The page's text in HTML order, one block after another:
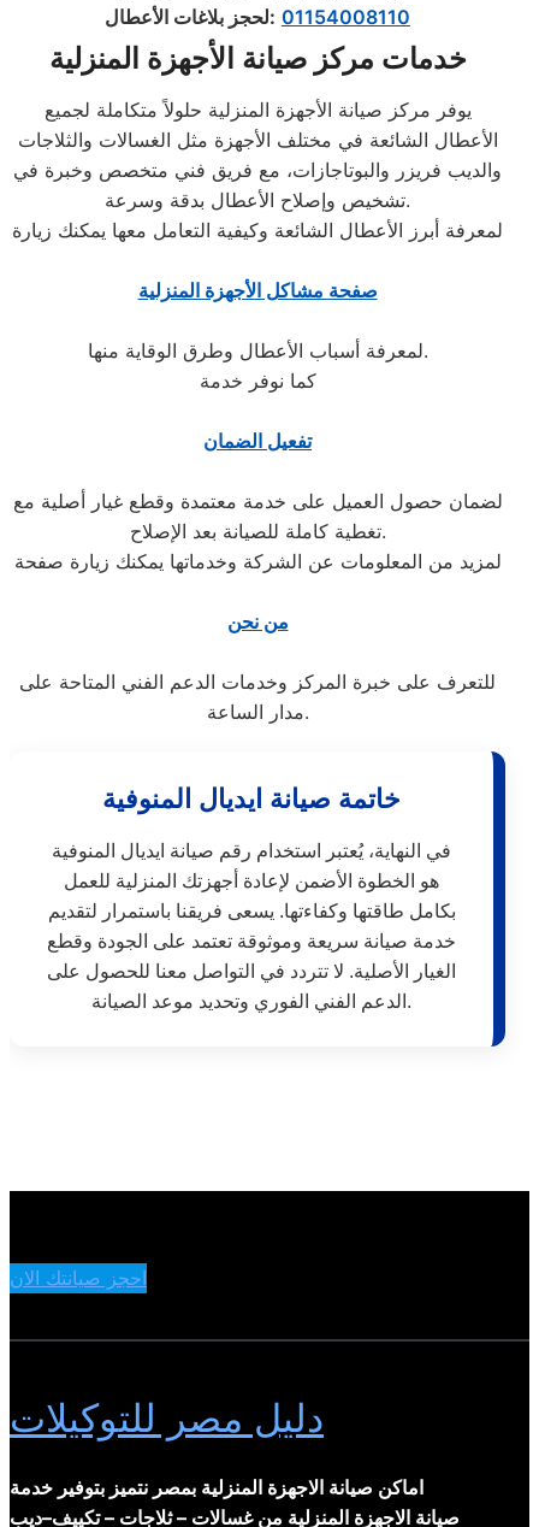
لحجز بلاغات الأعطال: 01154008110
خدمات مركز صيانة الأجهزة المنزلية
يوفر مركز صيانة الأجهزة المنزلية حلولاً متكاملة لجميع
الأعطال الشائعة في مختلف الأجهزة مثل الغسالات والثلاجات
والديب فريزر والبوتاجازات، مع فريق فني متخصص وخبرة في
تشخيص وإصلاح الأعطال بدقة وسرعة.
لمعرفة أبرز الأعطال الشائعة وكيفية التعامل معها يمكنك زيارة
صفحة مشاكل الأجهزة المنزلية
لمعرفة أسباب الأعطال وطرق الوقاية منها.
كما نوفر خدمة
تفعيل الضمان
لضمان حصول العميل على خدمة معتمدة وقطع غيار أصلية مع
تغطية كاملة للصيانة بعد الإصلاح.
لمزيد من المعلومات عن الشركة وخدماتها يمكنك زيارة صفحة
من نحن
للتعرف على خبرة المركز وخدمات الدعم الفني المتاحة على
مدار الساعة.
خاتمة صيانة ايديال المنوفية
في النهاية، يُعتبر استخدام رقم صيانة ايديال المنوفية
هو الخطوة الأضمن لإعادة أجهزتك المنزلية للعمل
بكامل طاقتها وكفاءتها. يسعى فريقنا باستمرار لتقديم
خدمة صيانة سريعة وموثوقة تعتمد على الجودة وقطع
الغيار الأصلية. لا تتردد في التواصل معنا للحصول على
الدعم الفني الفوري وتحديد موعد الصيانة.
احجز صيانتك الان
دليل مصر للتوكيلات
اماكن صيانة الاجهزة المنزلية بمصر نتميز بتوفير خدمة
صيانة الاجهزة المنزلية من غسالات – ثلاجات – تكييف–ديب